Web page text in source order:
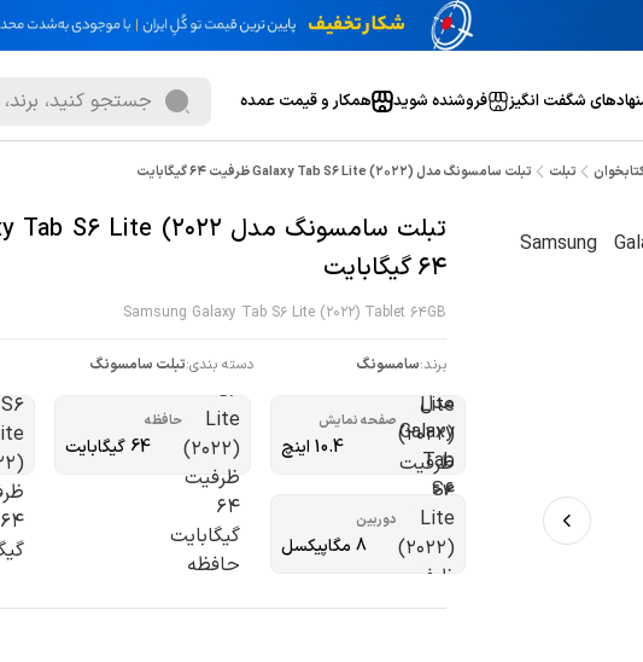
شگفت انگیز فروشنده شوید همکار و قیمت عمده
تبلت تبلت سامسونگ مدل Galaxy Tab S6 Lite (2022) ظرفیت 64 گیگابایت
64 گیگابایت
Samsung Galaxy Tab S6 Lite (2022) Tablet 64GB
برند:سامسونگ دسته بندی:تبلت سامسونگ
صفحه نمایش
10.4 اینچ
حافظه
64 گیگابایت
دوربین
8 مگاپیکسل